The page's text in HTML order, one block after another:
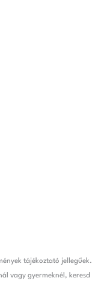
tájékoztató jellegűek.
vagy gyermeknél, keresd